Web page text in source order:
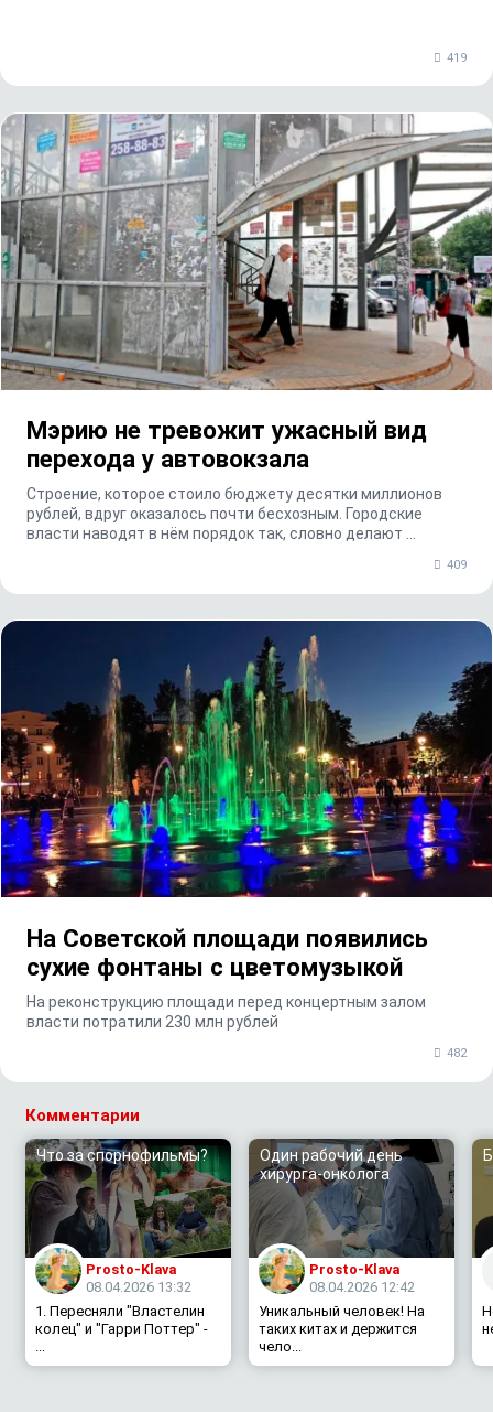
419
Мэрию не тревожит ужасный вид
перехода у автовокзала
Строение, которое стоило бюджету десятки миллионов
рублей, вдруг оказалось почти бесхозным. Городские
власти наводят в нём порядок так, словно делают ...
409
На Советской площади появились
сухие фонтаны с цветомузыкой
На реконструкцию площади перед концертным залом
власти потратили 230 млн рублей
482
Комментарии
Что за спорнофильмы?
Prosto-Klava
08.04.2026 13:32
1. Пересняли "Властелин
колец" и "Гарри Поттер" -
...
Один рабочий день
хирурга-онколога
Prosto-Klava
08.04.2026 12:42
Уникальный человек! На
таких китах и держится
чело...